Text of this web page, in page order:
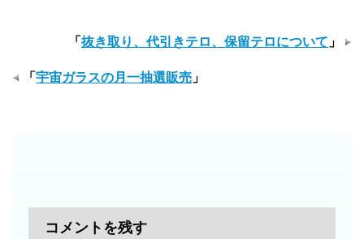
「 抜き取り、代引きテロ、保留テロについて 」
「 宇宙ガラスの月一抽選販売 」
コメントを残す